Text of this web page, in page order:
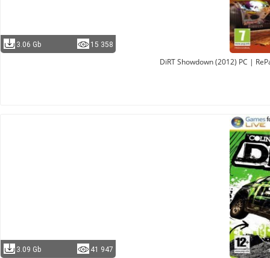
3.06 Gb 15 358
DiRT Showdown (2012) PC |
3.09 Gb 41 947